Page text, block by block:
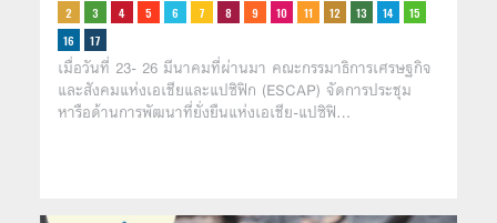
เมื่อวันที่ 23- 26 มีนาคมที่ผ่านมา คณะกรรมาธิการเศรษฐกิจ
และสังคมแห่งเอเชียและแปซิฟิก (ESCAP) จัดการประชุม
หารือด้านการพัฒนาที่ยั่งยืนแห่งเอเชีย-แปซิฟิ…